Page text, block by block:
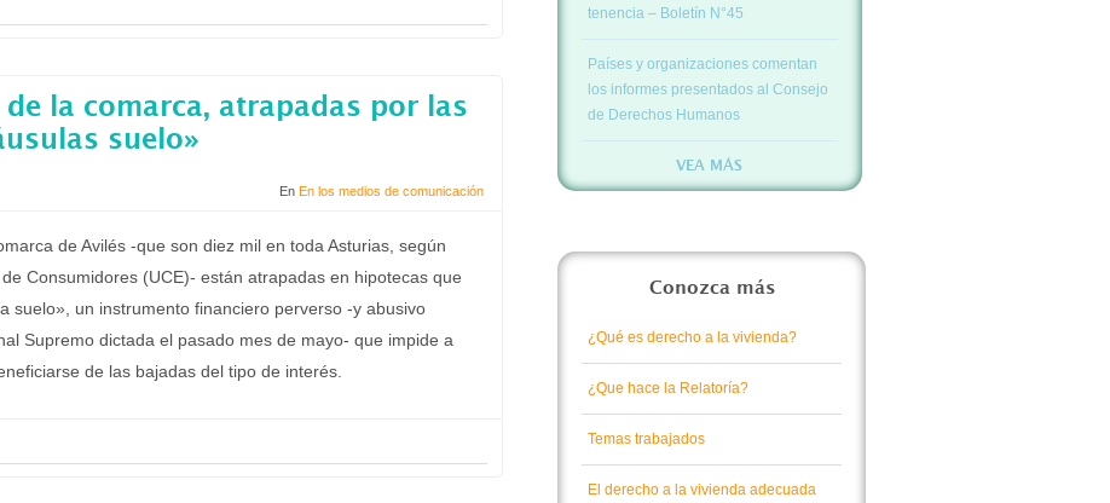
la comarca, atrapadas por las
suelo»
En En los medios de comunicación
de Avilés -que son diez mil en toda Asturias, según
Consumidores (UCE)- están atrapadas en hipotecas que
suelo», un instrumento financiero perverso -y abusivo
Supremo dictada el pasado mes de mayo- que impide a
de las bajadas del tipo de interés.
tenencia – Boletín N°45
Países y organizaciones comentan
los informes presentados al Consejo
de Derechos Humanos
VEA MÁS
Conozca más
¿Qué es derecho a la vivienda?
¿Que hace la Relatoría?
Temas trabajados
El derecho a la vivienda adecuada